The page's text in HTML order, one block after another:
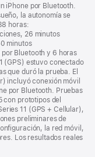
iPhone por Bluetooth.
la autonomía se
horas:
26 minutos
minutos
Bluetooth y 6 horas
(GPS) estuvo conectado
que duró la prueba. El
incluyó conexión móvil
por Bluetooth. Pruebas
con prototipos del
11 (GPS + Cellular),
preliminares de
la red móvil,
Los resultados reales